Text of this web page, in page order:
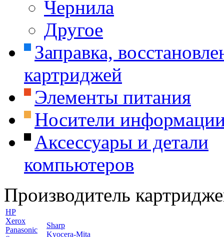
Чернила
Другое
Заправка,
картриджей
Элементы питания
Носители
Аксессуары и детали
компьютеров
Производитель
HP
Xerox
Panasonic
Sharp
Kyocera-Mita